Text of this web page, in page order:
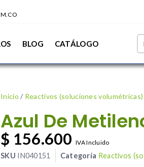
BLOG CATÁLOGO
Inicio / Reactivos (soluciones volumétricas)
Azul De
$ 156.600 IVA Incluido
SKU IN040151 Categoría Reactivos